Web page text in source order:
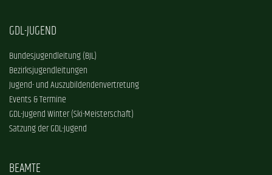
GDL-JUGEND
Bundesjugendleitung (BJL)
Bezirksjugendleitungen
Jugend- und Auszubildendenvertretung
Events & Termine
GDL-Jugend Winter (Ski-Meisterschaft)
Satzung der GDL-Jugend
BEAMTE